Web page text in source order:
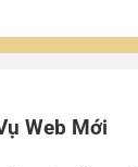
Web Mới